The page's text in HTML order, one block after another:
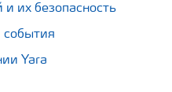
их безопасность
события
Yara